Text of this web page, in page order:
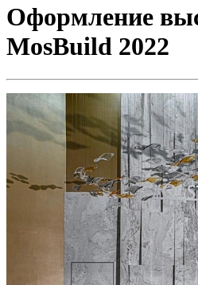
Оформление
MosBuild 2022